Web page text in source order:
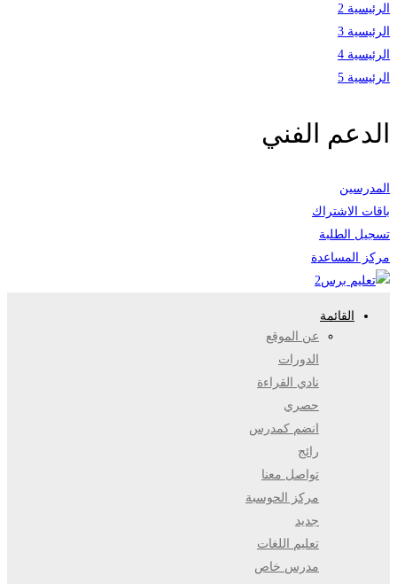
الرئيسية 2
الرئيسية 3
الرئيسية 4
الرئيسية 5
الدعم الفني
المدرسين
باقات الاشتراك
تسجيل الطلبة
مركز المساعدة
القائمة
عن الموقع
الدورات
نادي القراءة
حصري
انضم كمدرس
رائج
تواصل معنا
مركز الحوسبة
جديد
تعليم اللغات
مدرس خاص